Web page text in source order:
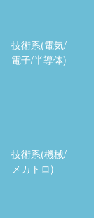
技術系(電気/
電子/半導体)
技術系(機械/
メカトロ)